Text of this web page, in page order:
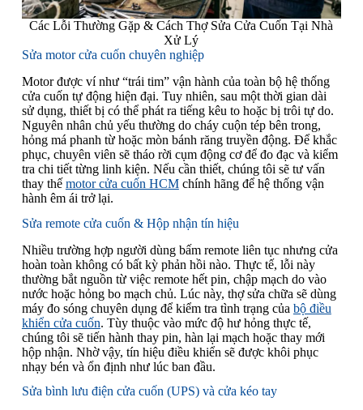
Các Lỗi Thường Gặp & Cách Thợ Sửa Cửa Cuốn Tại Nhà
Xử Lý
Sửa motor cửa cuốn chuyên nghiệp
Motor được ví như “trái tim” vận hành của toàn bộ hệ thống
cửa cuốn tự động hiện đại. Tuy nhiên, sau một thời gian dài
sử dụng, thiết bị có thể phát ra tiếng kêu to hoặc bị trôi tự do.
Nguyên nhân chủ yếu thường do cháy cuộn tép bên trong,
hỏng má phanh từ hoặc mòn bánh răng truyền động. Để khắc
phục, chuyên viên sẽ tháo rời cụm động cơ để đo đạc và kiểm
tra chi tiết từng linh kiện. Nếu cần thiết, chúng tôi sẽ tư vấn
thay thế motor cửa cuốn HCMchính hãng để hệ thống vận
hành êm ái trở lại.
Sửa remote cửa cuốn & Hộp nhận tín hiệu
Nhiều trường hợp người dùng bấm remote liên tục nhưng cửa
hoàn toàn không có bất kỳ phản hồi nào. Thực tế, lỗi này
thường bắt nguồn từ việc remote hết pin, chập mạch do vào
nước hoặc hỏng bo mạch chủ. Lúc này, thợ sửa chữa sẽ dùng
máy đo sóng chuyên dụng để kiểm tra tình trạng của bộ điều
khiển cửa cuốn. Tùy thuộc vào mức độ hư hỏng thực tế,
chúng tôi sẽ tiến hành thay pin, hàn lại mạch hoặc thay mới
hộp nhận. Nhờ vậy, tín hiệu điều khiển sẽ được khôi phục
nhạy bén và ổn định như lúc ban đầu.
Sửa bình lưu điện cửa cuốn (UPS) và cửa kéo tay